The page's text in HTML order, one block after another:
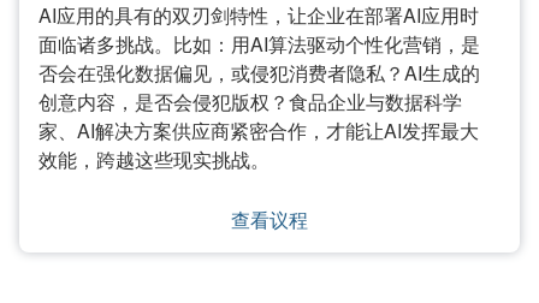
AI应用的具有的双刃剑特性，让企业在部署AI应用时
面临诸多挑战。比如：用AI算法驱动个性化营销，是
否会在强化数据偏见，或侵犯消费者隐私？AI生成的
创意内容，是否会侵犯版权？食品企业与数据科学
家、AI解决方案供应商紧密合作，才能让AI发挥最大
效能，跨越这些现实挑战。
查看议程